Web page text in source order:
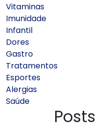
Vitaminas
Imunidade
Infantil
Dores
Gastro
Tratamentos
Esportes
Alergias
Saúde